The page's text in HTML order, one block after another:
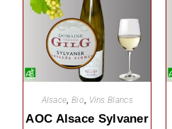
Alsace, Bio, Vins Blancs
AOC Alsace Sylvaner